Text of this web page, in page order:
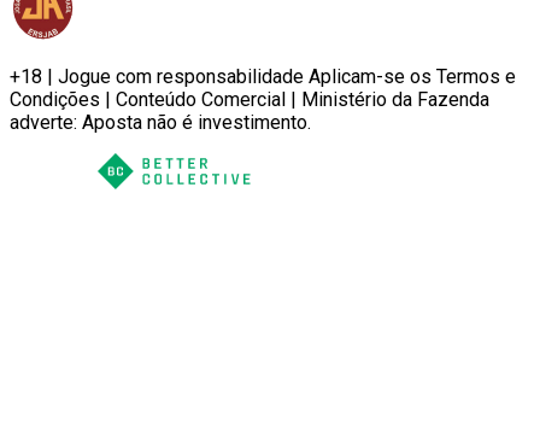
+18 | Jogue com responsabilidade Aplicam-se os Termos e
Condições | Conteúdo Comercial | Ministério da Fazenda
adverte: Aposta não é investimento.